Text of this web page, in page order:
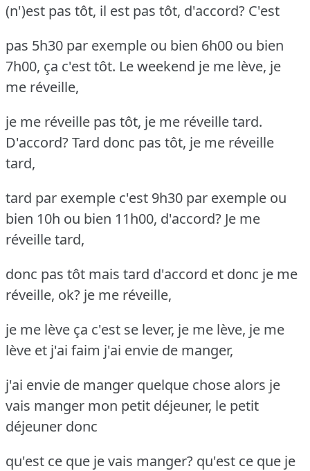
(n')est pas tôt, il est pas tôt, d'accord? C'est
pas 5h30 par exemple ou bien 6h00 ou bien
7h00, ça c'est tôt. Le weekend je me lève, je
me réveille,
je me réveille pas tôt, je me réveille tard.
D'accord? Tard donc pas tôt, je me réveille
tard,
tard par exemple c'est 9h30 par exemple ou
bien 10h ou bien 11h00, d'accord? Je me
réveille tard,
donc pas tôt mais tard d'accord et donc je me
réveille, ok? je me réveille,
je me lève ça c'est se lever, je me lève, je me
lève et j'ai faim j'ai envie de manger,
j'ai envie de manger quelque chose alors je
vais manger mon petit déjeuner, le petit
déjeuner donc
qu'est ce que je vais manger? qu'est ce que je